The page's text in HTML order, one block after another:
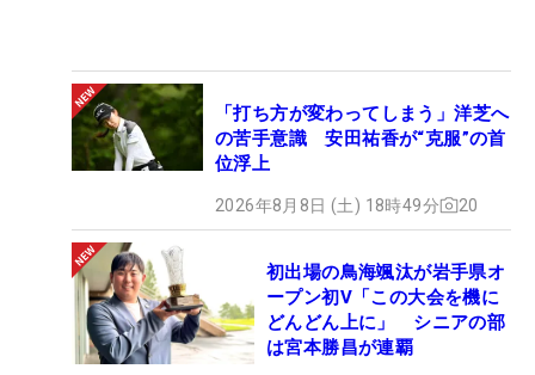
「打ち方が変わってしまう」洋芝へ
の苦手意識 安田祐香が“克服”の首
位浮上
2026年8月8日 (土) 18時49分 20
初出場の鳥海颯汰が岩手県オ
ープン初V「この大会を機に
どんどん上に」 シニアの部
は宮本勝昌が連覇